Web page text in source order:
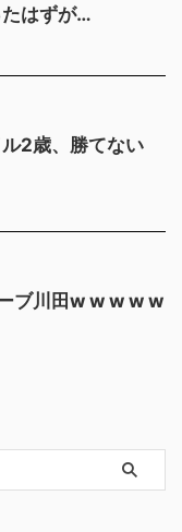
はずが…
ル2歳、勝てない
ブ川田w w w w w